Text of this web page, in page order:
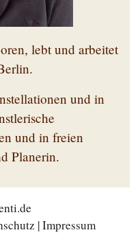
lebt und arbeitet
und in
und in freien
Planerin.
|Impressum